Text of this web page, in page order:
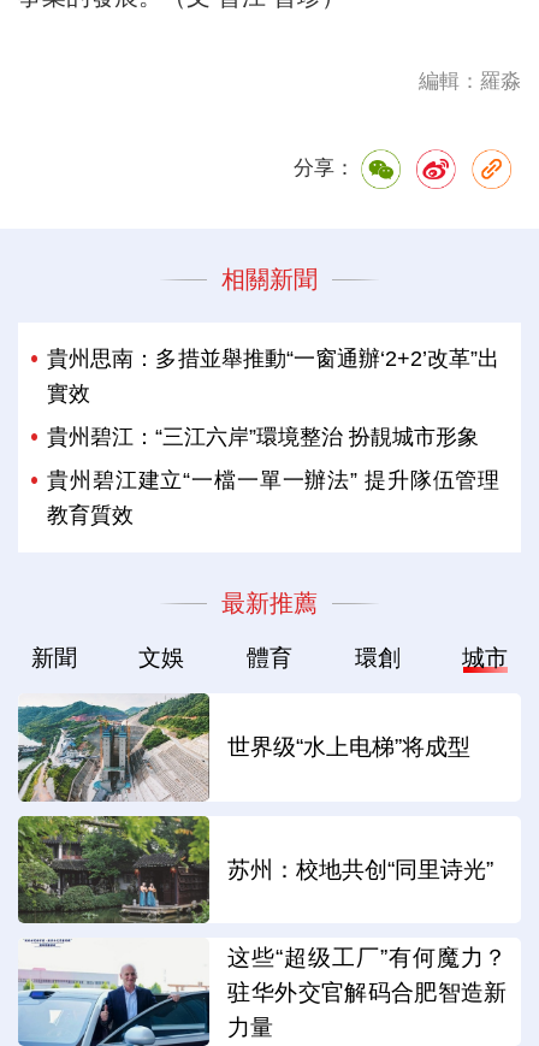
編輯：羅淼
分享：
相關新聞
貴州思南：多措並舉推動“一窗通辦‘2+2’改革”出
實效
貴州碧江：“三江六岸”環境整治 扮靚城市形象
貴州碧江建立“一檔一單一辦法” 提升隊伍管理
教育質效
最新推薦
新聞 文娛 體育 環創 城市
世界级“水上电梯”将成型
苏州：校地共创“同里诗光”
这些“超级工厂”有何魔力？
驻华外交官解码合肥智造新
力量